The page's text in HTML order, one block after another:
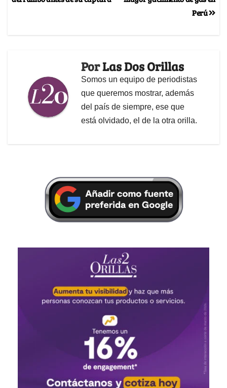
Perú
PorLas Dos Orillas
Somos un equipo de periodistas
que queremos mostrar, además
del país de siempre, ese que
está olvidado, el de la otra orilla.